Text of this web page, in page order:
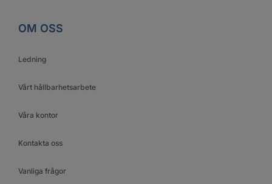
OM OSS
Ledning
Vårt hållbarhetsarbete
Våra kontor
Kontakta oss
Vanliga frågor